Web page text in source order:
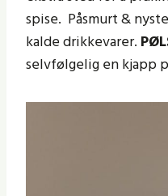
spise. Påsmurt &
kalde drikkevarer.
selvfølgelig en kjapp